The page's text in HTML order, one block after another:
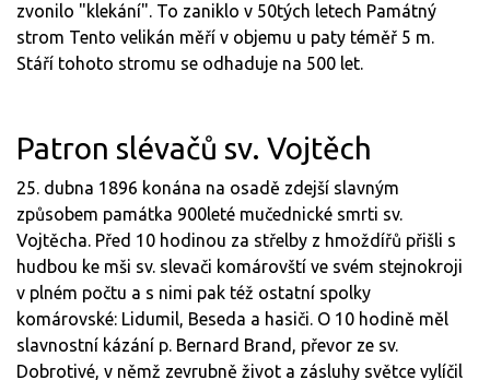
zvonilo "klekání". To zaniklo v 50tých letech Památný
strom Tento velikán měří v objemu u paty téměř 5 m.
Stáří tohoto stromu se odhaduje na 500 let.
Patron slévačů sv. Vojtěch
25. dubna 1896 konána na osadě zdejší slavným
způsobem památka 900leté mučednické smrti sv.
Vojtěcha. Před 10 hodinou za střelby z hmoždířů přišli s
hudbou ke mši sv. slevači komárovští ve svém stejnokroji
v plném počtu a s nimi pak též ostatní spolky
komárovské: Lidumil, Beseda a hasiči. O 10 hodině měl
slavnostní kázání p. Bernard Brand, převor ze sv.
Dobrotivé, v němž zevrubně život a zásluhy světce vylíčil